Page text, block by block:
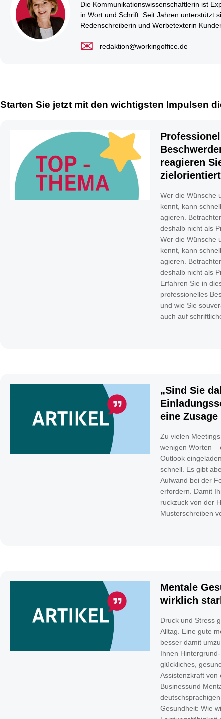
Die Kommunikationswissenschaftlerin ist
in Wort und Schrift. Seit Jahren unterstützt
Redenschreiberin und Werbetexterin
✉ redaktion@workingoffice.de
Starten Sie jetzt mit den wichtigsten Impulsen
reagieren
zielorientiert
Wer die Wünsche
kennt, kann
agieren.
deshalb nicht als
Wer die Wünsche
kennt, kann
agieren.
deshalb nicht als
Erfahren Sie in
professionelles
und wie Sie
auch auf
„Sind Sie
eine Zusage
Zu vielen
wenigen Worten –
Outlook
schnell. Es gibt
Aufwand bei der
erfordern. Damit
ruckzuck von der
Musterschreiben
Mentale
wirklich
Druck und Stress
Alltag. Eine gute
besser damit
Ihnen
glückliches,
Assistenzkraft von
Businessund
Gesundheit: Wie